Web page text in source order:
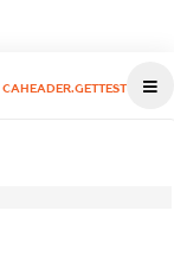
CAHEADER.GETTEST